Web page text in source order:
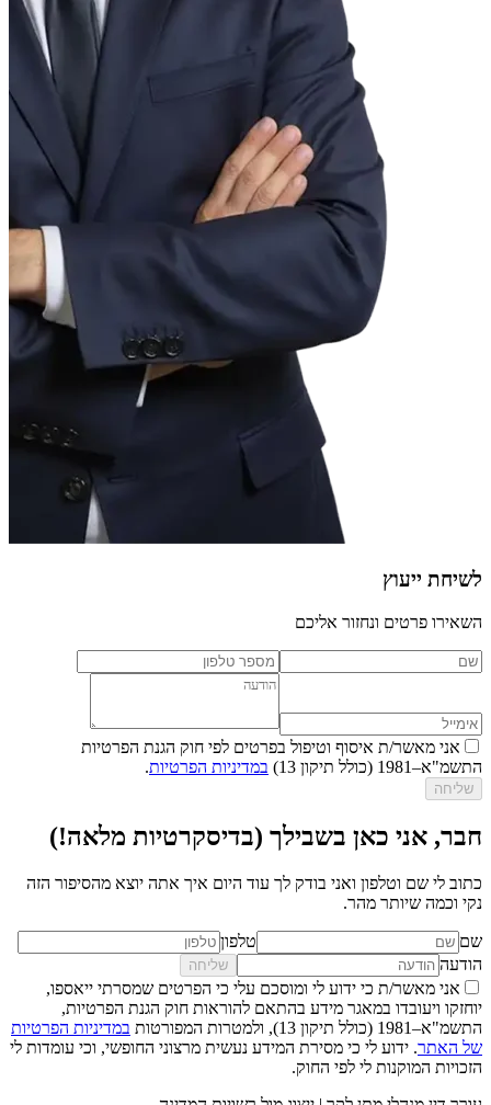
לשיחת ייעוץ
השאירו פרטים ונחזור אליכם
אני מאשר/ת איסוף וטיפול בפרטים לפי חוק הגנת הפרטיות
התשמ"א–1981 (כולל תיקון 13)
במדיניות הפרטיות.
שליחה
חבר, אני כאן בשבילך (בדיסקרטיות מלאה!)
כתוב לי שם וטלפון ואני בודק לך עוד היום איך אתה יוצא מהסיפור הזה
נקי וכמה שיותר מהר.
שם
טלפון
הודעה
שליחה
אני מאשר/ת כי ידוע לי ומוסכם עלי כי הפרטים שמסרתי ייאספו,
יוחזקו ויעובדו במאגר מידע בהתאם להוראות חוק הגנת הפרטיות,
התשמ"א–1981 (כולל תיקון 13), ולמטרות המפורטות
במדיניות הפרטיות
של האתר. ידוע לי כי מסירת המידע נעשית מרצוני החופשי, וכי עומדות לי
הזכויות המוקנות לי לפי החוק.